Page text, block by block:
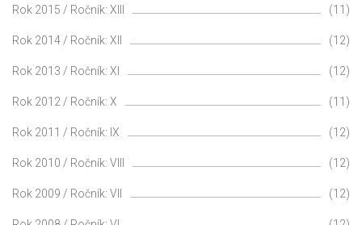
Rok 2015 / Ročník: XIII (11)
Rok 2014 / Ročník: XII (12)
Rok 2013 / Ročník: XI (12)
Rok 2012 / Ročník: X (11)
Rok 2011 / Ročník: IX (12)
Rok 2010 / Ročník: VIII (12)
Rok 2009 / Ročník: VII (12)